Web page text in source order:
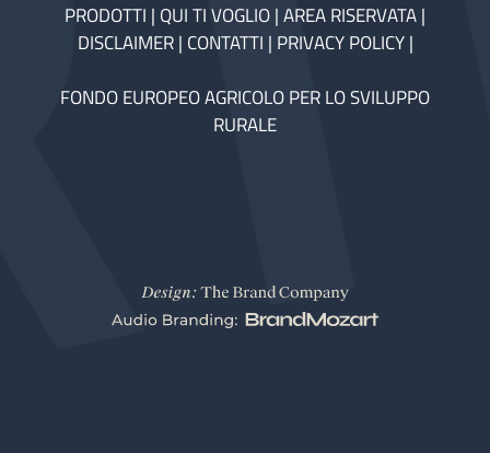
PRODOTTI | QUI TI VOGLIO|AREA RISERVATA|
DISCLAIMER| CONTATTI | PRIVACY POLICY|
FONDO EUROPEO AGRICOLO PER LO SVILUPPO
RURALE